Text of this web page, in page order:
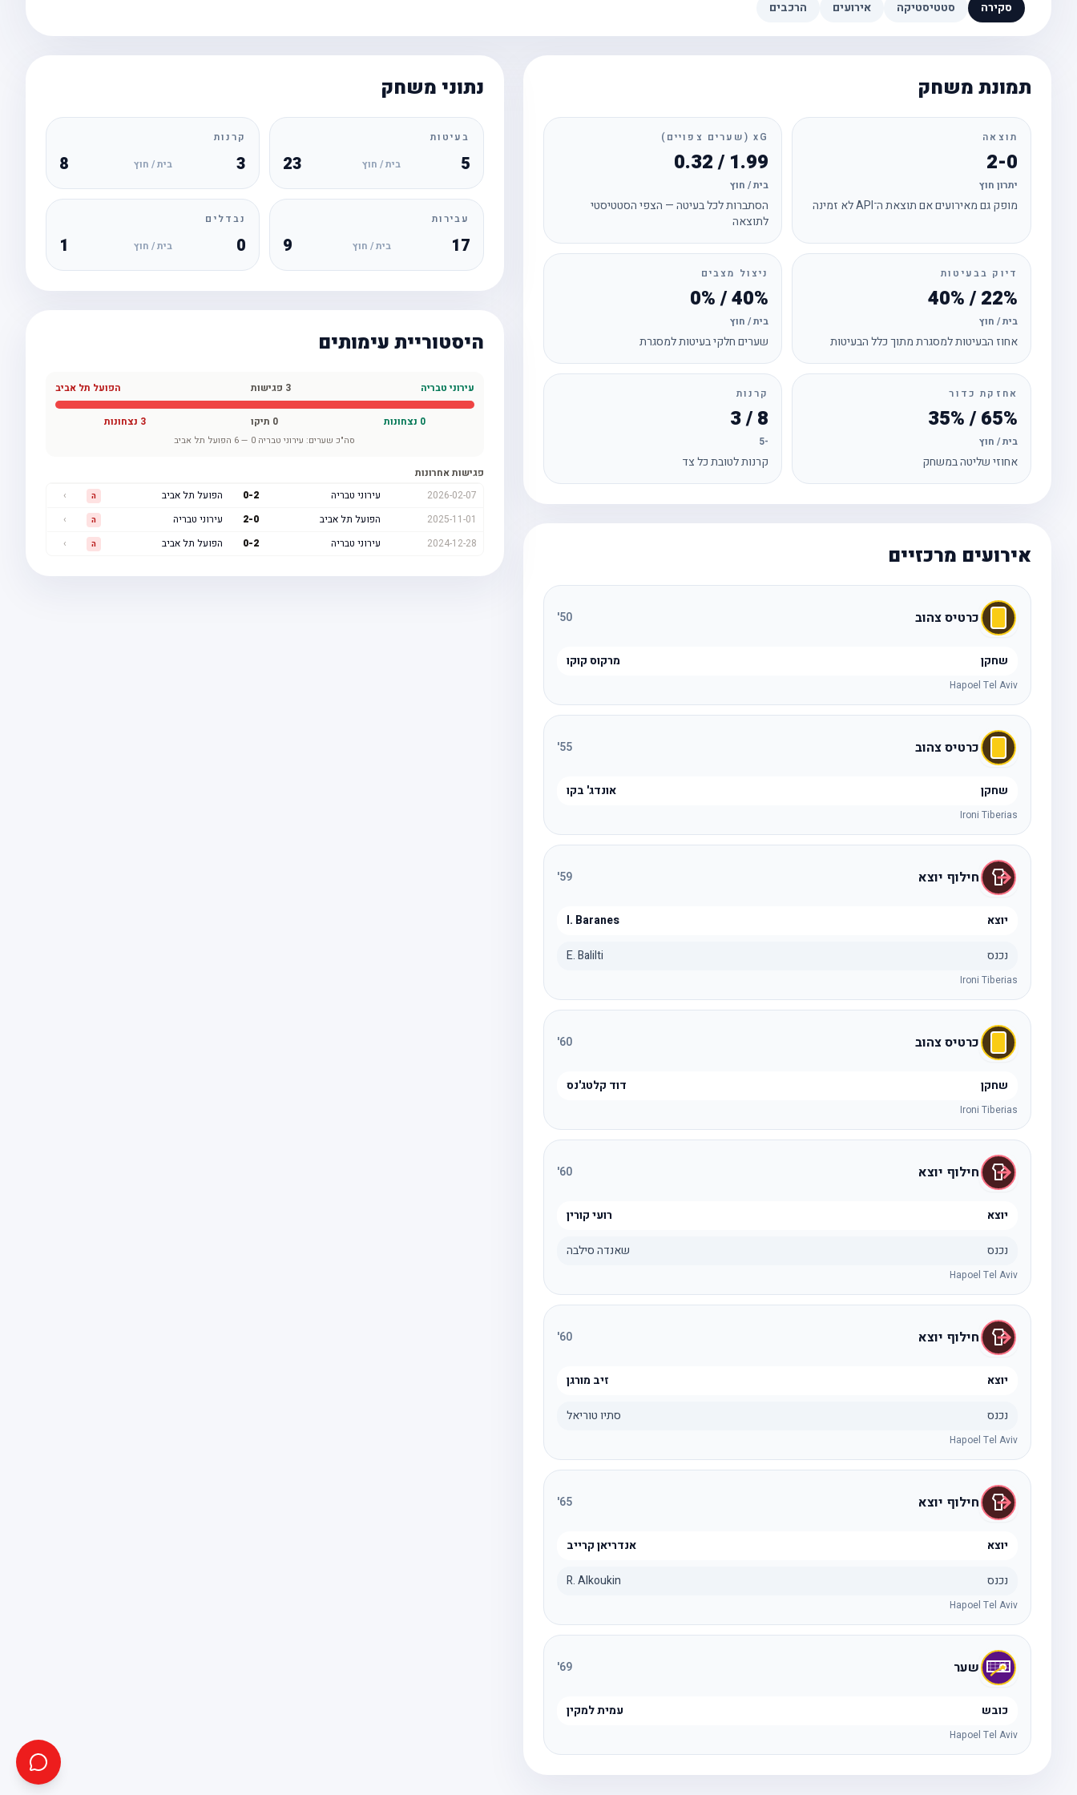
סקירה סטטיסטיקה אירועים הרכבים
תמונת משחק
תוצאה
2-0
יתרון חוץ
מופק גם מאירועים אם תוצאת ה־API לא זמינה
xG (שערים צפויים)
1.99 / 0.32
בית / חוץ
הסתברות לכל בעיטה — הצפי הסטטיסטי
לתוצאה
דיוק בבעיטות
22% / 40%
בית / חוץ
אחוז הבעיטות למסגרת מתוך כלל הבעיטות
ניצול מצבים
40% / 0%
בית / חוץ
שערים חלקי בעיטות למסגרת
אחזקת כדור
65% / 35%
בית / חוץ
אחוזי שליטה במשחק
קרנות
8 / 3
-5
קרנות לטובת כל צד
אירועים מרכזיים
כרטיס צהוב 50
'
שחקן מרקוס קוקו
Hapoel Tel Aviv
כרטיס צהוב 55
'
שחקן אונדג' בקו
Ironi Tiberias
חילוף יוצא 59
'
יוצא I. Baranes
נכנס E. Balilti
Ironi Tiberias
כרטיס צהוב 60
'
שחקן דוד קלטג'נס
Ironi Tiberias
חילוף יוצא 60
'
יוצא רועי קורין
נכנס שאנדה סילבה
Hapoel Tel Aviv
חילוף יוצא 60
'
יוצא זיב מורגן
נכנס סתיו טוריאל
Hapoel Tel Aviv
חילוף יוצא 65
'
יוצא אנדריאן קרייב
נכנס R. Alkoukin
Hapoel Tel Aviv
שער 69
'
כובש עמית למקין
Hapoel Tel Aviv
נתוני משחק
בעיטות
5 בית / חוץ 23
קרנות
3 בית / חוץ 8
עבירות
17 בית / חוץ 9
נבדלים
0 בית / חוץ 1
היסטוריית עימותים
עירוני טבריה 3 פגישות הפועל תל אביב
0 נצחונות 0 תיקו 3 נצחונות
סה"כ שערים: עירוני טבריה 0
—
6 הפועל תל אביב
פגישות אחרונות
2026-02-07
עירוני טבריה 0-2 הפועל תל אביב ה
›
2025-11-01
הפועל תל אביב 2-0 עירוני טבריה ה
›
2024-12-28
עירוני טבריה 0-2 הפועל תל אביב ה ›